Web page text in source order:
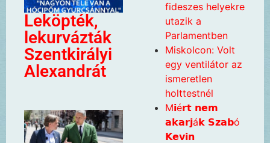
Leköpték,
lekurvázták
Szentkirályi
Alexandrát
fideszes helyekre
utazik a
Parlamentben
Miskolcon: Volt
egy ventilátor az
ismeretlen
holttestnél
M𝗶é𝗿𝘁 𝗻𝗲𝗺
𝗮𝗸𝗮𝗿𝗷á𝗸 𝗦𝘇𝗮𝗯ó
𝗞𝗲𝘃𝗶𝗻